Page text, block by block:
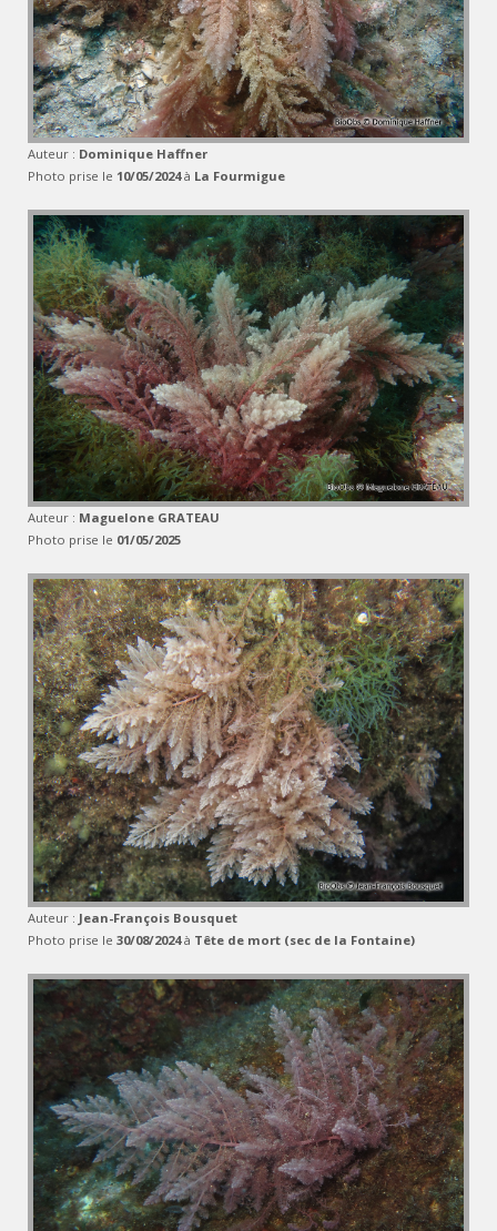
Auteur : Dominique Haffner
Photo prise le 10/05/2024à La Fourmigue
Auteur : Maguelone GRATEAU
Photo prise le 01/05/2025
Auteur : Jean-François Bousquet
Photo prise le 30/08/2024à Tête de mort (sec de la Fontaine)